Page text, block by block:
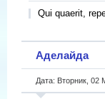
Qui quaerit,
Аделайда
Дата: Вторник, 02